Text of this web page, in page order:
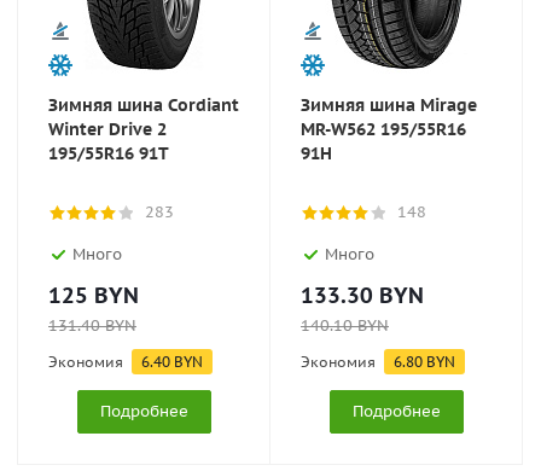
Зимняя шина Cordiant
Winter Drive 2
195/55R16 91T
283
Много
125 BYN
131.40BYN
Экономия 6.40 BYN
Подробнее
Зимняя шина Mirage
MR-W562 195/55R16
91H
148
Много
133.30 BYN
140.10BYN
Экономия 6.80 BYN
Подробнее